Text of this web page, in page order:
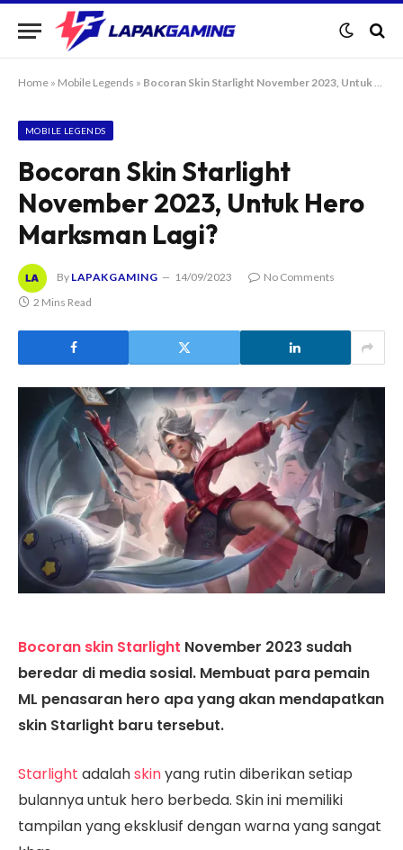
Home » Mobile Legends » Bocoran Skin Starlight November 2023, Untuk Hero Marksman Lagi?
MOBILE LEGENDS
Bocoran Skin Starlight
November 2023, Untuk Hero
Marksman Lagi?
By LAPAKGAMING 14/09/2023
No Comments
2 Mins Read
Bocoran skin Starlight November 2023 sudah
beredar di media sosial. Membuat para pemain
ML penasaran hero apa yang akan mendapatkan
skin Starlight baru tersebut.
Starlight adalahskinyang rutin diberikan setiap
bulannya untuk hero berbeda. Skin ini memiliki
tampilan yang eksklusif dengan warna yang sangat